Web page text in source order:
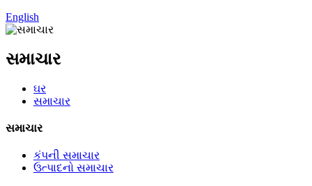
English
સમાચાર
ઘર
સમાચાર
સમાચાર
કંપની સમાચાર
ઉત્પાદનો સમાચાર